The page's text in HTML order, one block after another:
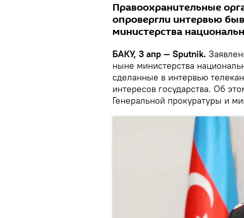
Правоохранительные
опровергли интервью
министерства
БАКУ, 3 апр — Sputnik.
ныне министерства
сделанные в интервью
интересов государства. Об
Генеральной прокуратуры и